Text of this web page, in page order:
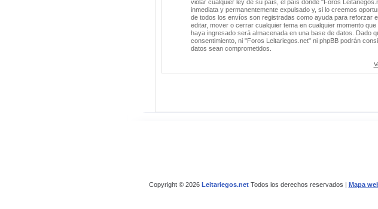
violar cualquier ley de su país, el país donde "Foros
inmediata y permanentemente expulsado y, si lo creemos
de todos los envíos son registradas como ayuda para reforzar
editar, mover o cerrar cualquier tema en cualquier momento
haya ingresado será almacenada en una base de datos. Dado
consentimiento, ni "Foros Leitariegos.net" ni phpBB podrán
datos sean comprometidos.
Copyright © 2026 Leitariegos.netTodos los derechos reservados | Mapa